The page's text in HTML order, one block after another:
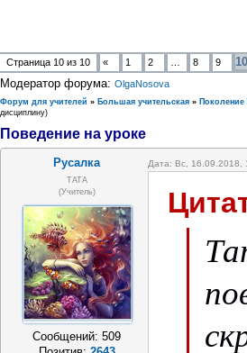
Страница 10 из 10 « 1 2 8 9
10
Модератор форума: OlgaNosova
Форум для учителей » Большая учительская » Поколение
дисциплину)
Поведение на уроке
Русалка Дата: Вс,
ТАТА
(Учитель)
Сообщений:509